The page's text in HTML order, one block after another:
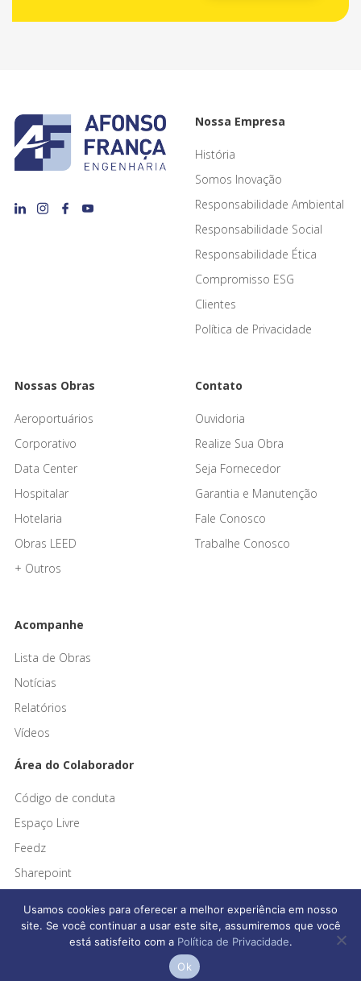
Nossa Empresa
História
Somos Inovação
Responsabilidade Ambiental
Responsabilidade Social
Responsabilidade Ética
Compromisso ESG
Clientes
Política de Privacidade
Nossas Obras
Aeroportuários
Corporativo
Data Center
Hospitalar
Hotelaria
Obras LEED
+ Outros
Contato
Ouvidoria
Realize Sua Obra
Seja Fornecedor
Garantia e Manutenção
Fale Conosco
Trabalhe Conosco
Acompanhe
Lista de Obras
Notícias
Relatórios
Vídeos
Área do Colaborador
Código de conduta
Espaço Livre
Feedz
Sharepoint
Afonso França Engenharia © 2026 Todos os direitos reservados
Usamos cookies para oferecer a melhor experiência em nosso
site. Se você continuar a usar este site, assumiremos que você
está satisfeito com a Política de Privacidade.
Ok